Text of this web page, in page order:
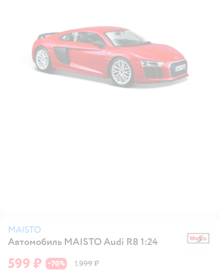
MAISTO
Автомобиль MAISTO Audi R8 1:24
599 ₽ −70%
1 999 ₽